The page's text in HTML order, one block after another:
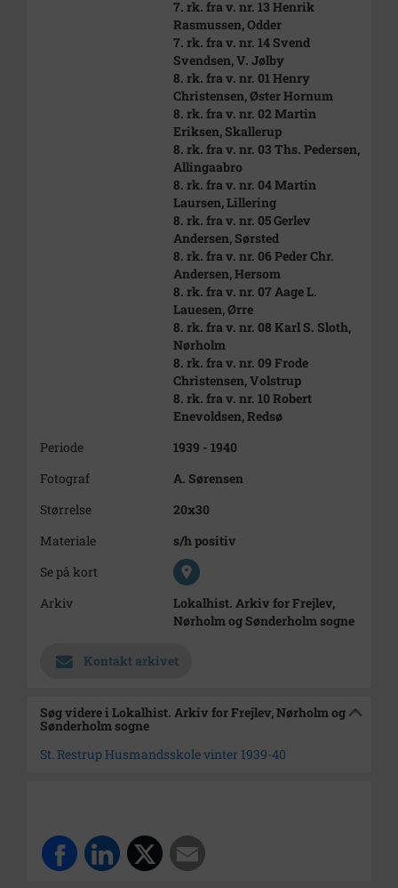
7. rk. fra v. nr. 13 Henrik
Rasmussen, Odder
7. rk. fra v. nr. 14 Svend
Svendsen, V. Jølby
8. rk. fra v. nr. 01 Henry
Christensen, Øster Hornum
8. rk. fra v. nr. 02 Martin
Eriksen, Skallerup
8. rk. fra v. nr. 03 Ths. Pedersen,
Allingaabro
8. rk. fra v. nr. 04 Martin
Laursen, Lillering
8. rk. fra v. nr. 05 Gerlev
Andersen, Sørsted
8. rk. fra v. nr. 06 Peder Chr.
Andersen, Hersom
8. rk. fra v. nr. 07 Aage L.
Lauesen, Ørre
8. rk. fra v. nr. 08 Karl S. Sloth,
Nørholm
8. rk. fra v. nr. 09 Frode
Christensen, Volstrup
8. rk. fra v. nr. 10 Robert
Enevoldsen, Redsø
Periode
1939 - 1940
Fotograf
A. Sørensen
Størrelse
20x30
Materiale
s/h positiv
Se på kort
Arkiv
Lokalhist. Arkiv for Frejlev,
Nørholm og Sønderholm sogne
Kontakt arkivet
Søg videre i Lokalhist. Arkiv for Frejlev, Nørholm og
Sønderholm sogne
St. Restrup Husmandsskole vinter 1939-40